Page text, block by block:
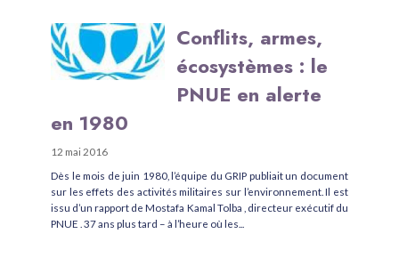
Conflits, armes,
écosystèmes : le
PNUE en alerte
en 1980
12 mai 2016
Dès le mois de juin 1980, l’équipe du GRIP publiait un document
sur les effets des activités militaires sur l’environnement. Il est
issu d’un rapport de Mostafa Kamal Tolba , directeur exécutif du
PNUE . 37 ans plus tard – à l’heure où les...